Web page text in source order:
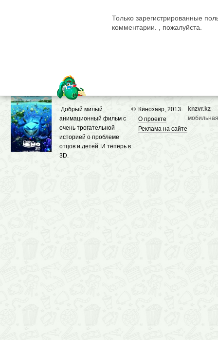
Только зарегистрированные
комментарии. , пожалуйста.
© Кинозавр, 2013
О проекте
Реклама на сайте
Добрый милый
анимационный фильм с
очень трогательной
историей о проблеме
отцов и детей. И теперь в
3D.
knzvr.kz